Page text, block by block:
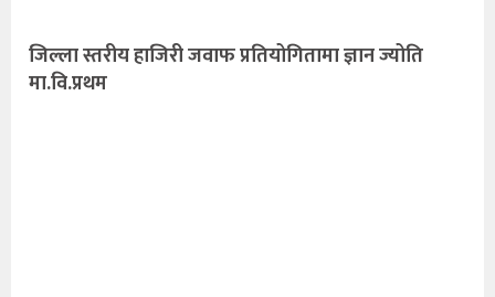
जिल्ला स्तरीय हाजिरी जवाफ प्रतियोगितामा ज्ञान ज्योति
मा.वि.प्रथम